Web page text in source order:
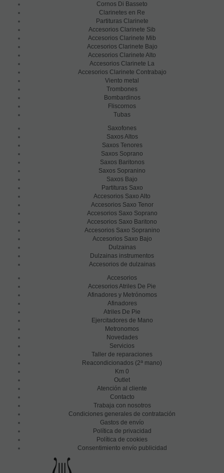
Cornos Di Basseto
Clarinetes en Re
Partituras Clarinete
Accesorios Clarinete Sib
Accesorios Clarinete Mib
Accesorios Clarinete Bajo
Accesorios Clarinete Alto
Accesorios Clarinete La
Accesorios Clarinete Contrabajo
Viento metal
Trombones
Bombardinos
Fliscornos
Tubas
Saxofones
Saxos Altos
Saxos Tenores
Saxos Soprano
Saxos Baritonos
Saxos Sopranino
Saxos Bajo
Partituras Saxo
Accesorios Saxo Alto
Accesorios Saxo Tenor
Accesorios Saxo Soprano
Accesorios Saxo Baritono
Accesorios Saxo Sopranino
Accesorios Saxo Bajo
Dulzainas
Dulzainas instrumentos
Accesorios de dulzainas
Accesorios
Accesorios Atriles De Pie
Afinadores y Metrónomos
Afinadores
Atriles De Pie
Ejercitadores de Mano
Metronomos
Novedades
Servicios
Taller de reparaciones
Reacondicionados (2a mano)
Km 0
Outlet
Atención al cliente
Contacto
Trabaja con nosotros
Condiciones generales de contratación
Gastos de envío
Política de privacidad
Política de cookies
Consentimiento envío publicidad